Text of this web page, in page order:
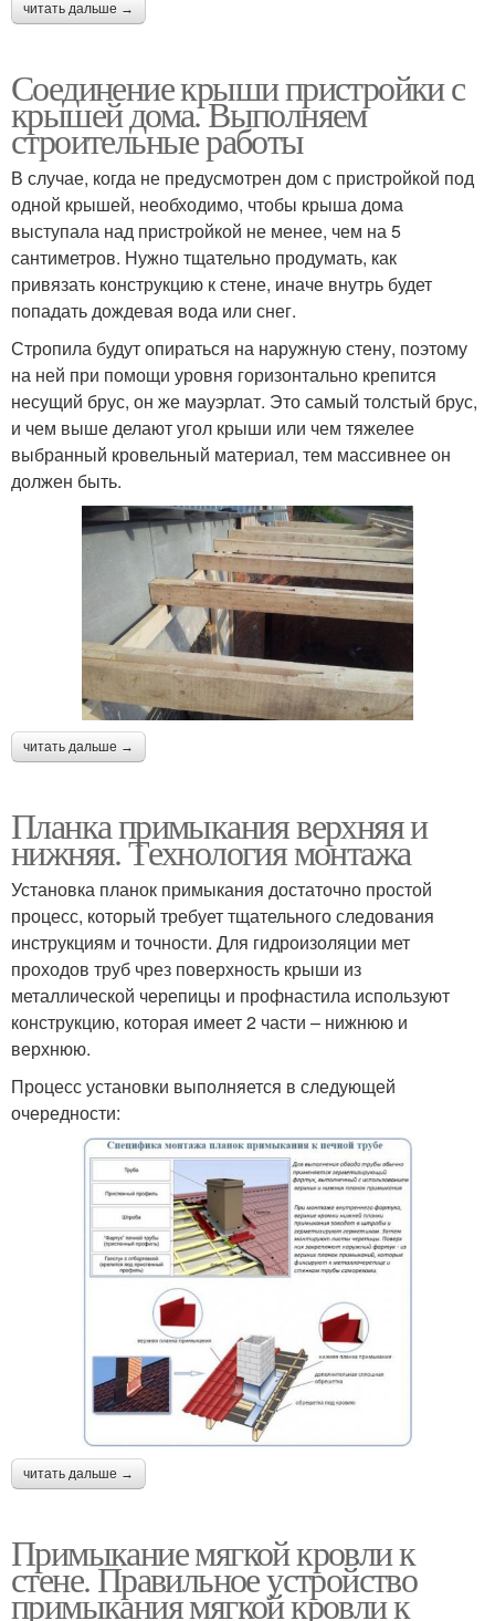
читать дальше →
Соединение крыши пристройки с
крышей дома. Выполняем
строительные работы
В случае, когда не предусмотрен дом с пристройкой под
одной крышей, необходимо, чтобы крыша дома
выступала над пристройкой не менее, чем на 5
сантиметров. Нужно тщательно продумать, как
привязать конструкцию к стене, иначе внутрь будет
попадать дождевая вода или снег.
Стропила будут опираться на наружную стену, поэтому
на ней при помощи уровня горизонтально крепится
несущий брус, он же мауэрлат. Это самый толстый брус,
и чем выше делают угол крыши или чем тяжелее
выбранный кровельный материал, тем массивнее он
должен быть.
читать дальше →
Планка примыкания верхняя и
нижняя. Технология монтажа
Установка планок примыкания достаточно простой
процесс, который требует тщательного следования
инструкциям и точности. Для гидроизоляции мет
проходов труб чрез поверхность крыши из
металлической черепицы и профнастила используют
конструкцию, которая имеет 2 части – нижнюю и
верхнюю.
Процесс установки выполняется в следующей
очередности:
читать дальше →
Примыкание мягкой кровли к
стене. Правильное устройство
примыкания мягкой кровли к